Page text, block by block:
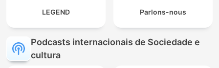
LEGEND Parlons-nous
Podcasts internacionais de Sociedade e
cultura